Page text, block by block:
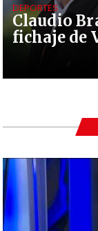
Claudio
fichaje de
DEPORTES